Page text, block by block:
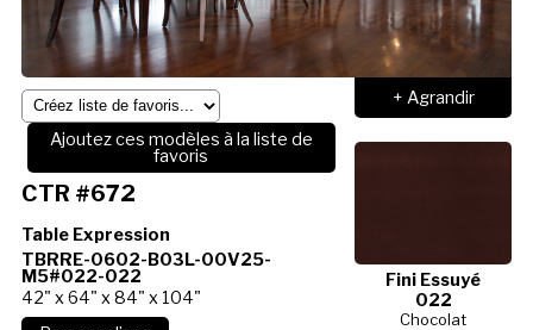
+ Agrandir
Fini Essuyé
022
Chocolat
Ajoutez ces modèles à la liste de
favoris
CTR #672
Table Expression
TBRRE-0602-B03L-00V25-
M5#022-022
42" x 64" x 84" x 104"